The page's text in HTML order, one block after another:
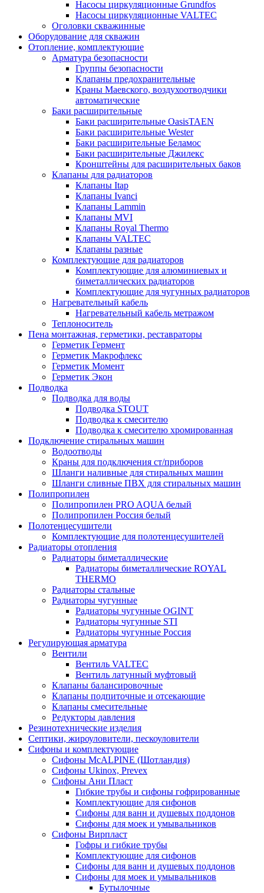
Насосы циркуляционные Grundfos
Насосы циркуляционные VALTEC
Оголовки скважинные
Оборудование для скважин
Отопление, комплектующие
Арматура безопасности
Группы безопасности
Клапаны предохранительные
Краны Маевского, воздухоотводчики
автоматические
Баки расширительные
Баки расширительные OasisTAEN
Баки расширительные Wester
Баки расширительные Беламос
Баки расширительные Джилекс
Кронштейны для расширительных баков
Клапаны для радиаторов
Клапаны Itap
Клапаны Ivanci
Клапаны Lammin
Клапаны MVI
Клапаны Royal Thermo
Клапаны VALTEC
Клапаны разные
Комплектующие для радиаторов
Комплектующие для алюминиевых и
биметаллических радиаторов
Комплектующие для чугунных радиаторов
Нагревательный кабель
Нагревательный кабель метражом
Теплоноситель
Пена монтажная, герметики, реставраторы
Герметик Гермент
Герметик Макрофлекс
Герметик Момент
Герметик Экон
Подводка
Подводка для воды
Подводка STOUT
Подводка к смесителю
Подводка к смесителю хромированная
Подключение стиральных машин
Водоотводы
Краны для подключения ст/приборов
Шланги наливные для стиральных машин
Шланги сливные ПВХ для стиральных машин
Полипропилен
Полипропилен PRO AQUA белый
Полипропилен Россия белый
Полотенцесушители
Комплектующие для полотенцесушителей
Радиаторы отопления
Радиаторы биметаллические
Радиаторы биметаллические ROYAL
THERMO
Радиаторы стальные
Радиаторы чугунные
Радиаторы чугунные OGINT
Радиаторы чугунные STI
Радиаторы чугунные Россия
Регулирующая арматура
Вентили
Вентиль VALTEC
Вентиль латунный муфтовый
Клапаны балансировочные
Клапаны подпиточные и отсекающие
Клапаны смесительные
Редукторы давления
Резинотехнические изделия
Септики, жироуловители, пескоуловители
Сифоны и комплектующие
Сифоны McALPINE (Шотландия)
Сифоны Ukinox, Prevex
Сифоны Ани Пласт
Гибкие трубы и сифоны гофрированные
Комплектующие для сифонов
Сифоны для ванн и душевых поддонов
Сифоны для моек и умывальников
Сифоны Вирпласт
Гофры и гибкие трубы
Комплектующие для сифонов
Сифоны для ванн и душевых поддонов
Сифоны для моек и умывальников
Бутылочные